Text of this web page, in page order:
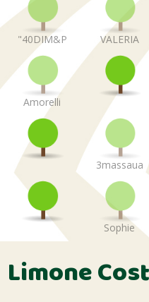
"40DIM&P VALERIA
Amorelli
3massaua
Sophie
Limone